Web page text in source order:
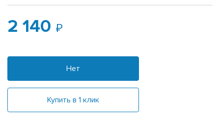
2 140
Нет
Купить в 1 клик